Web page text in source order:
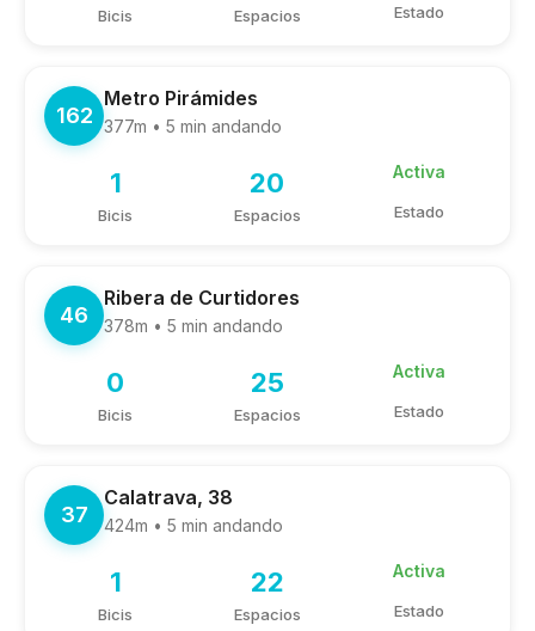
Bicis Espacios Estado
162
Metro Pirámides
377m • 5 min andando
1
Bicis
20
Espacios
Activa
Estado
46
Ribera de Curtidores
378m • 5 min andando
0
Bicis
25
Espacios
Activa
Estado
37
Calatrava, 38
424m • 5 min andando
1
Bicis
22
Espacios
Activa
Estado